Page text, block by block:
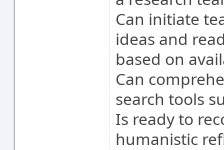
Can initiate
ideas and
based on
Can
search tools
Is ready to
humanistic